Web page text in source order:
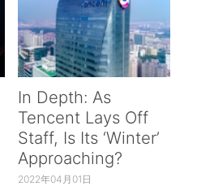
In Depth: As
Tencent Lays Off
Staff, Is Its ‘Winter’
Approaching?
2022年04月01日